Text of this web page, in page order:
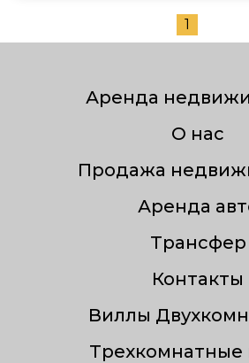
1
Аренда
О нас
Продажа
Аренда
Трансфер
Контакты
Виллы
Трехкомнатные